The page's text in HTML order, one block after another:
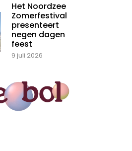
Het Noordzee
Zomerfestival
presenteert
negen dagen
feest
9 juli 2026